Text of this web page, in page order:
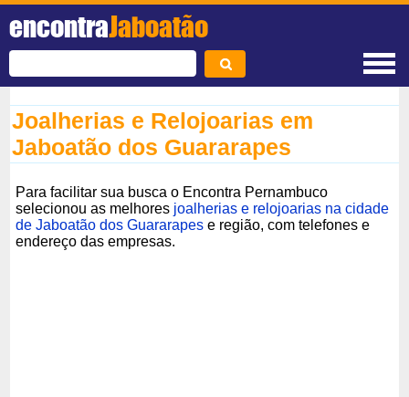
encontraJaboatão
Joalherias e Relojoarias em
Jaboatão dos Guararapes
Para facilitar sua busca o Encontra Pernambuco
selecionou as melhores joalherias e relojoarias na cidade
de Jaboatão dos Guararapes e região, com telefones e
endereço das empresas.